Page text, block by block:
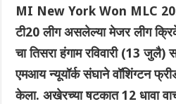
MI New York Won MLC
टी20 लीग असलेल्या मेजर लीग
चा तिसरा हंगाम रविवारी (13 जुलै)
एमआय न्यूयॉर्क संघाने वॉशिंग्टन
केला. अखेरच्या षटकात 12 धावा